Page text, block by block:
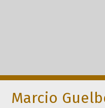
Marcio